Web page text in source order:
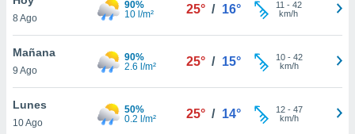
en
más
nuestra
8 Ago
90%
10 l/m²
25° / 16° 11 - 42
km/h
Mañana
9 Ago
90%
2.6 l/m²
25° / 15° 10- 42
km/h
Lunes
10 Ago
50%
0.2 l/m²
25° / 14° 12- 47
km/h